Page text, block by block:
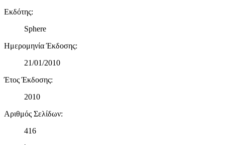
Εκδότης:
Sphere
Ημερομηνία Έκδοσης:
21/01/2010
Έτος Έκδοσης:
2010
Αριθμός Σελίδων:
416